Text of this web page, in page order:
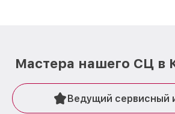
Мастера нашего СЦ в
Ведущий сервисный